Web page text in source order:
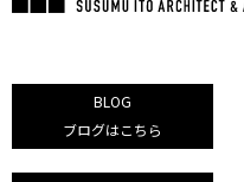
BLOG
ブログはこちら